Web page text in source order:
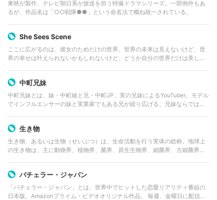
東映が製作、テレビ朝日系が放送を担う特撮ドラマシリーズ。一部例外もあ
るが、作品名は「○○戦隊●●」という命名法で概ね統一されている。
She Sees Scene
ここに広がるのは、彼女のためだけの世界。世界の未来は見えないけど、世
界の幸せは叶えられないかもしれないけど、どうか自分の世界だけは美しく
中町兄妹
中町兄妹とは、妹・中町綾と兄・中町JP、実の兄妹によるYouTuber。モデル
でインフルエンサーの妹と実業家でもある兄が繰り広げる、兄妹ならではテ
生き物
生き物、あるいは生物（せいぶつ）は、生命活動を行う実体の総称。地球上
の生き物は、主に動物界、植物界、菌界、原生生物界、細菌界、古細菌界の
バチェラー・ジャパン
「バチェラー・ジャパン」とは、世界中でヒットした恋愛リアリティ番組の
日本版。Amazonプライム・ビデオオリジナル作品。 毎週、金曜日に配信さ